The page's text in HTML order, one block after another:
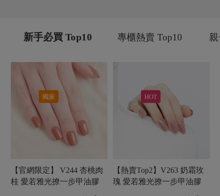
新手必買 Top10 專櫃熱賣 Top10
獨家
【官網限定】 V244 杏桃肉
桂 愛若雅光撩一步甲油膠
HOT
【熱賣Top2】V263 奶霜玫
瑰 愛若雅光撩一步甲油膠